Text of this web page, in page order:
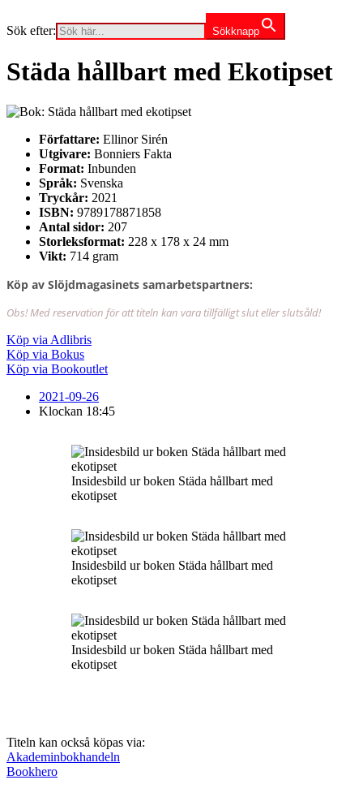
Sök efter: Sökknapp
Städa hållbart med Ekotipset
Författare: Ellinor Sirén
Utgivare: Bonniers Fakta
Format: Inbunden
Språk: Svenska
Tryckår: 2021
ISBN: 9789178871858
Antal sidor: 207
Storleksformat: 228 x 178 x 24 mm
Vikt: 714 gram
Köp av Slöjdmagasinets samarbetspartners:
Obs! Med reservation för att titeln kan vara tillfälligt slut eller slutsåld!
Köp via Adlibris
Köp via Bokus
Köp via Bookoutlet
2021-09-26
Klockan 18:45
Insidesbild ur boken Städa hållbart med
ekotipset
Insidesbild ur boken Städa hållbart med
ekotipset
Insidesbild ur boken Städa hållbart med
ekotipset
Titeln kan också köpas via:
Akademinbokhandeln
Bookhero